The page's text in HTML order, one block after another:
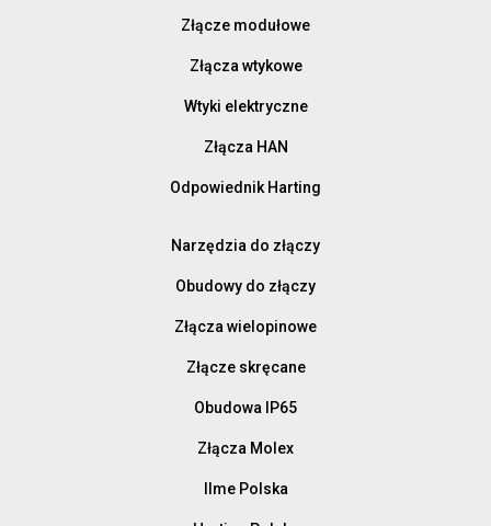
Złącze modułowe
Złącza wtykowe
Wtyki elektryczne
Złącza HAN
Odpowiednik Harting
Narzędzia do złączy
Obudowy do złączy
Złącza wielopinowe
Złącze skręcane
Obudowa IP65
Złącza Molex
Ilme Polska